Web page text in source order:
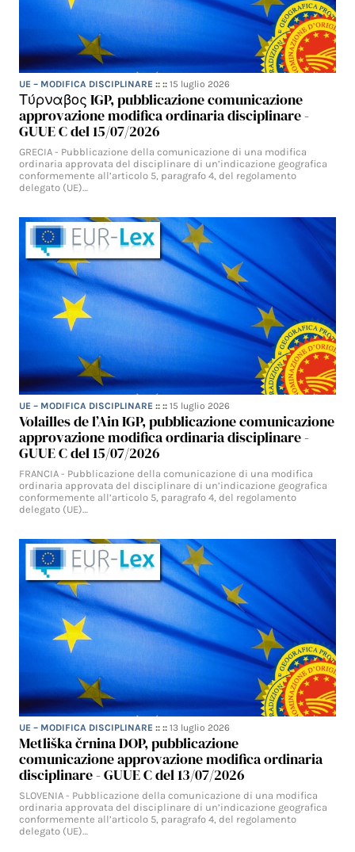
UE – MODIFICA DISCIPLINARE :: ::15 luglio 2026
Τύρναβος IGP, pubblicazione comunicazione
approvazione modifica ordinaria disciplinare -
GUUE C del 15/07/2026
GRECIA - Pubblicazione della comunicazione di una modifica
ordinaria approvata del disciplinare di un’indicazione geografica
conformemente all’articolo 5, paragrafo 4, del regolamento
delegato (UE)…
UE – MODIFICA DISCIPLINARE :: ::15 luglio 2026
Volailles de l’Ain IGP, pubblicazione comunicazione
approvazione modifica ordinaria disciplinare -
GUUE C del 15/07/2026
FRANCIA - Pubblicazione della comunicazione di una modifica
ordinaria approvata del disciplinare di un’indicazione geografica
conformemente all’articolo 5, paragrafo 4, del regolamento
delegato (UE)…
UE – MODIFICA DISCIPLINARE :: ::13 luglio 2026
Metliška črnina DOP, pubblicazione
comunicazione approvazione modifica ordinaria
disciplinare - GUUE C del 13/07/2026
SLOVENIA - Pubblicazione della comunicazione di una modifica
ordinaria approvata del disciplinare di un’indicazione geografica
conformemente all’articolo 5, paragrafo 4, del regolamento
delegato (UE)…